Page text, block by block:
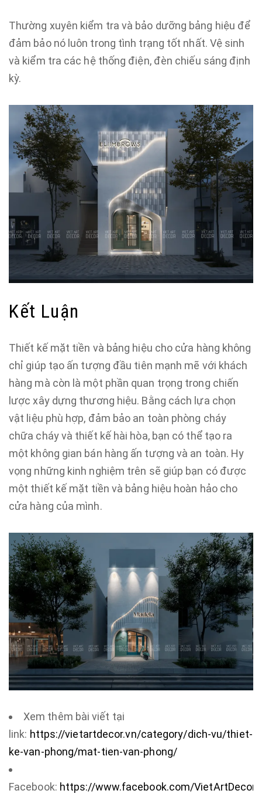
Thường xuyên kiểm tra và bảo dưỡng bảng hiệu để
đảm bảo nó luôn trong tình trạng tốt nhất. Vệ sinh
và kiểm tra các hệ thống điện, đèn chiếu sáng định
kỳ.
Kết Luận
Thiết kế mặt tiền và bảng hiệu cho cửa hàng không
chỉ giúp tạo ấn tượng đầu tiên mạnh mẽ với khách
hàng mà còn là một phần quan trọng trong chiến
lược xây dựng thương hiệu. Bằng cách lựa chọn
vật liệu phù hợp, đảm bảo an toàn phòng cháy
chữa cháy và thiết kế hài hòa, bạn có thể tạo ra
một không gian bán hàng ấn tượng và an toàn. Hy
vọng những kinh nghiệm trên sẽ giúp bạn có được
một thiết kế mặt tiền và bảng hiệu hoàn hảo cho
cửa hàng của mình.
Xem thêm bài viết tại
link: https://vietartdecor.vn/category/dich-vu/thiet-
ke-van-phong/mat-tien-van-phong/
Facebook: https://www.facebook.com/